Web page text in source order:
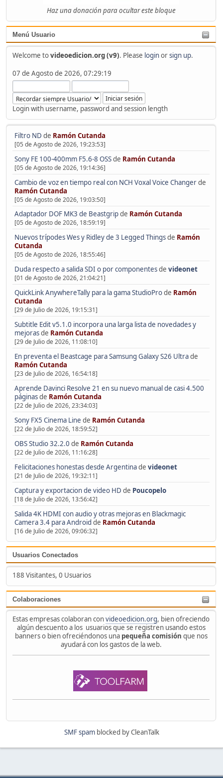
Haz una donación para ocultar este bloque
Menú Usuario
Welcome tovideoedicion.org (v9). Please loginorsign up.
07 de Agosto de 2026, 07:29:19
Login with username, password and session length
Filtro ND de Ramón Cutanda
[05 de Agosto de 2026, 19:23:53]
Sony FE 100-400mm F5.6-8 OSSde Ramón Cutanda
[05 de Agosto de 2026, 19:14:36]
Cambio de voz en tiempo real con NCH Voxal Voice Changerde
Ramón Cutanda
[05 de Agosto de 2026, 19:03:50]
Adaptador DOF MK3 de Beastgripde Ramón Cutanda
[05 de Agosto de 2026, 18:59:19]
Nuevos trípodes Wes y Ridley de 3 Legged Thingsde Ramón
Cutanda
[05 de Agosto de 2026, 18:55:46]
Duda respecto a salida SDI o por componentesde videonet
[01 de Agosto de 2026, 21:04:21]
QuickLink AnywhereTally para la gama StudioProde Ramón
Cutanda
[29 de Julio de 2026, 19:15:31]
Subtitle Edit v5.1.0 incorpora una larga lista de novedades y
mejorasde Ramón Cutanda
[29 de Julio de 2026, 11:08:10]
En preventa el Beastcage para Samsung Galaxy S26 Ultrade
Ramón Cutanda
[23 de Julio de 2026, 16:54:18]
Aprende Davinci Resolve 21 en su nuevo manual de casi 4.500
páginasde Ramón Cutanda
[22 de Julio de 2026, 23:34:03]
Sony FX5 Cinema Line de Ramón Cutanda
[22 de Julio de 2026, 18:59:52]
OBS Studio 32.2.0 de Ramón Cutanda
[22 de Julio de 2026, 11:16:28]
Felicitaciones honestas desde Argentinade videonet
[21 de Julio de 2026, 19:32:11]
Captura y exportacion de video HD de Poucopelo
[18 de Julio de 2026, 13:56:42]
Salida 4K HDMI con audio y otras mejoras en Blackmagic
Camera 3.4 para Android de Ramón Cutanda
[16 de Julio de 2026, 09:06:32]
Usuarios Conectados
188 Visitantes, 0 Usuarios
Colaboraciones
Estas empresas colaboran convideoedicion.org, bien ofreciendo
algún descuento a los usuarios que se registren usando estos
banners o bien ofreciéndonos una pequeña comisión que nos
ayudará con los gastos de la web.
SMF spamblocked by CleanTalk